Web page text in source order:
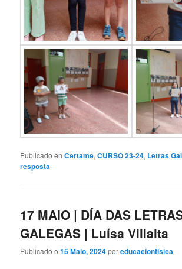
Publicado en Certame,CURSO 23-24, Letras
resposta
17 MAIO | DÍA DAS
GALEGAS | Luísa Villalta
Publicado o15 Maio, 2024poreducacionfisica